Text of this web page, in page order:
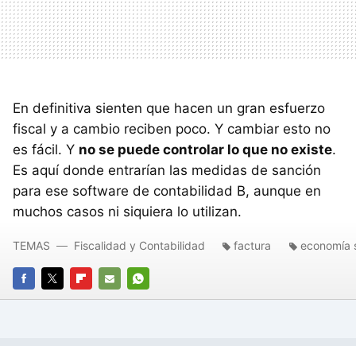
En definitiva sienten que hacen un gran esfuerzo
fiscal y a cambio reciben poco. Y cambiar esto no
es fácil. Y no se puede controlar lo que no existe.
Es aquí donde entrarían las medidas de sanción
para ese software de contabilidad B, aunque en
muchos casos ni siquiera lo utilizan.
FACEBOOK
TWITTERFLIPBOARD
E-
WHATSAPP
TEMAS Fiscalidad y Contabilidad factura economía